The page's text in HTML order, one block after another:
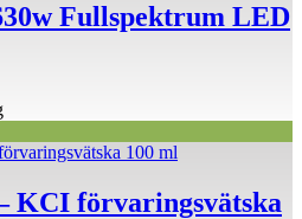
Fullspektrum LED
KCI förvaringsvätska